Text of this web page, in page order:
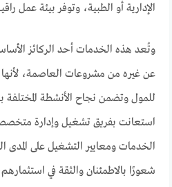
الإدارية أو الطبية، وتوفر بيئة عمل
عن غيره من مشروعات العاصمة، لأنها
للمول وتضمن نجاح الأنشطة المختلفة
استعانت بفريق تشغيل وإدارة
الخدمات ومعايير التشغيل على المدى
شعورًا بالاطمئنان والثقة في